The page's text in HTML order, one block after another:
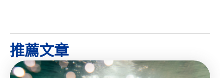
推薦文章